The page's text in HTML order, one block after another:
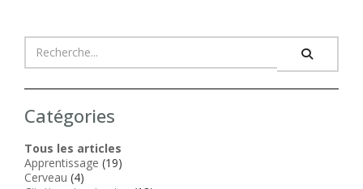
Catégories
Tous les articles
Apprentissage (19)
Cerveau (4)